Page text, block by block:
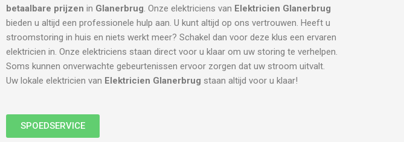
betaalbare prijzen in Glanerbrug. Onze elektriciens van Elektricien Glanerbrug
bieden u altijd een professionele hulp aan. U kunt altijd op ons vertrouwen. Heeft u
stroomstoring in huis en niets werkt meer? Schakel dan voor deze klus een ervaren
elektricien in. Onze elektriciens staan direct voor u klaar om uw storing te verhelpen.
Soms kunnen onverwachte gebeurtenissen ervoor zorgen dat uw stroom uitvalt.
Uw lokale elektricien van Elektricien Glanerbrug staan altijd voor u klaar!
SPOEDSERVICE